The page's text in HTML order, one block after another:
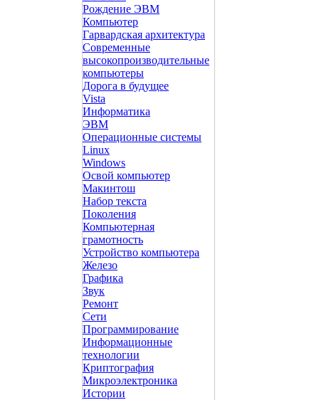
Рождение ЭВМ
Компьютер
Гарвардская архитектура
Современные
высокопроизводительные
компьютеры
Дорога в будущее
Vista
Инфоpматика
ЭВМ
Операционные системы
Linux
Windows
Освой компьютер
Макинтош
Набор текста
Поколения
Компьютерная
грамотность
Устройство компьютера
Железо
Графика
Звук
Ремонт
Сети
Программирование
Информационные
технологии
Криптография
Микроэлектроника
Истории